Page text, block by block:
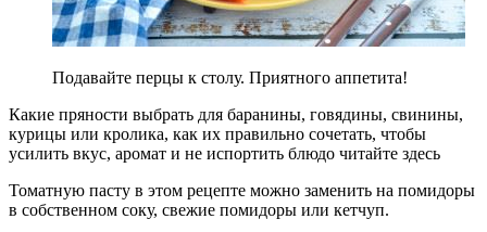
Подавайте перцы к столу. Приятного аппетита!
Какие пряности выбрать для баранины, говядины, свинины,
курицы или кролика, как их правильно сочетать, чтобы
усилить вкус, аромат и не испортить блюдо читайте здесь
Томатную пасту в этом рецепте можно заменить на помидоры
в собственном соку, свежие помидоры или кетчуп.